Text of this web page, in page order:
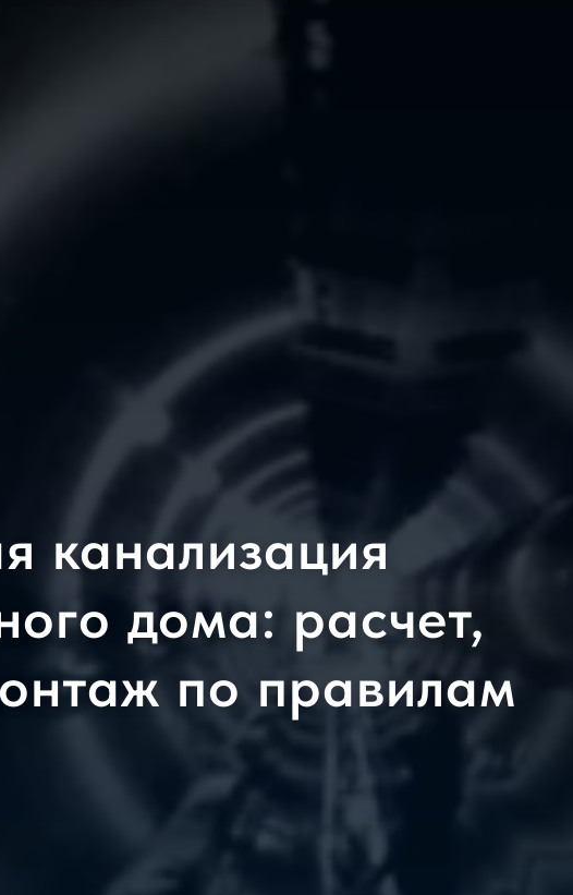
канализация
дома: расчет,
по правилам